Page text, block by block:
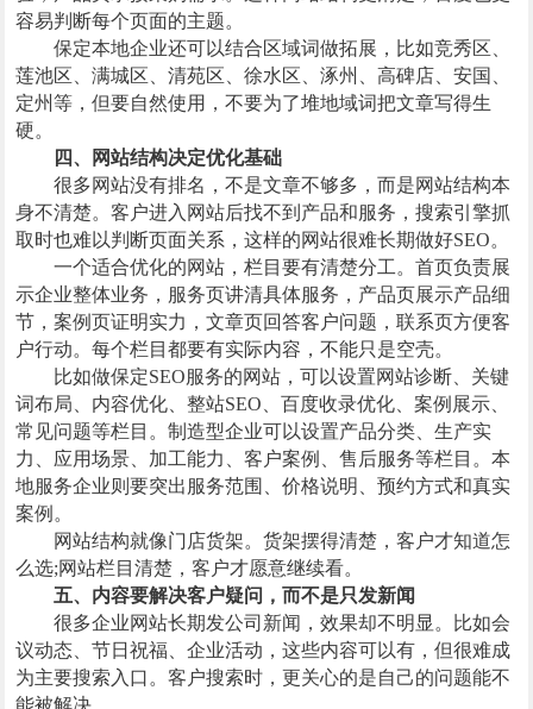
容易判断每个页面的主题。
保定本地企业还可以结合区域词做拓展，比如竞秀区、
莲池区、满城区、清苑区、徐水区、涿州、高碑店、安国、
定州等，但要自然使用，不要为了堆地域词把文章写得生
硬。
四、网站结构决定优化基础
很多网站没有排名，不是文章不够多，而是网站结构本
身不清楚。客户进入网站后找不到产品和服务，搜索引擎抓
取时也难以判断页面关系，这样的网站很难长期做好SEO。
一个适合优化的网站，栏目要有清楚分工。首页负责展
示企业整体业务，服务页讲清具体服务，产品页展示产品细
节，案例页证明实力，文章页回答客户问题，联系页方便客
户行动。每个栏目都要有实际内容，不能只是空壳。
比如做保定SEO服务的网站，可以设置网站诊断、关键
词布局、内容优化、整站SEO、百度收录优化、案例展示、
常见问题等栏目。制造型企业可以设置产品分类、生产实
力、应用场景、加工能力、客户案例、售后服务等栏目。本
地服务企业则要突出服务范围、价格说明、预约方式和真实
案例。
网站结构就像门店货架。货架摆得清楚，客户才知道怎
么选;网站栏目清楚，客户才愿意继续看。
五、内容要解决客户疑问，而不是只发新闻
很多企业网站长期发公司新闻，效果却不明显。比如会
议动态、节日祝福、企业活动，这些内容可以有，但很难成
为主要搜索入口。客户搜索时，更关心的是自己的问题能不